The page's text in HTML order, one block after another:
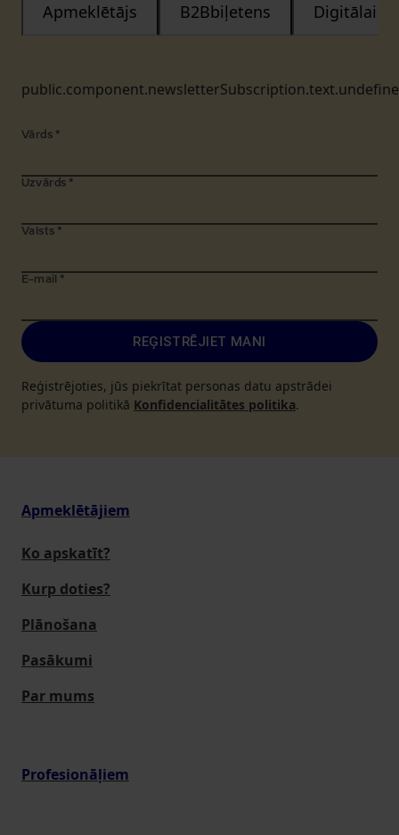
Apmeklētājs B2Bbiļetens Digitālais
Vārds *
Uzvārds *
Valsts *
E-mail *
REĢISTRĒJIET MANI
Reģistrējoties, jūs piekrītat personas datu apstrādei
privātuma politikā Konfidencialitātes politika.
Apmeklētājiem
Ko apskatīt?
Kurp doties?
Plānošana
Pasākumi
Par mums
Profesionāļiem